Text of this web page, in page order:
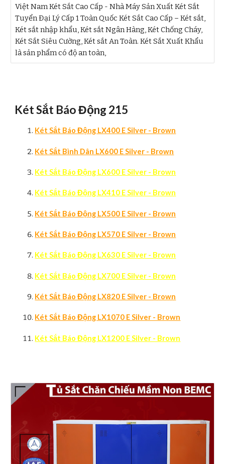
Việt Nam Két Sắt Cao Cấp - Nhà Máy Sản Xuất Két Sắt
Tuyển Đại Lý Cấp 1 Toàn Quốc Két Sắt Cao Cấp – Két sắt,
Két sắt nhập khẩu, Két sắt Ngân Hàng, Két Chống Cháy,
Két Sắt Siêu Cường, Két sắt An Toàn. Két Sắt Xuất Khẩu
là sản phẩm có độ an toàn,
Két Sắt Báo Động 215
Két Sắt Báo Động LX400 E Silver - Brown
Két Sắt Bình Dân LX600 E Silver - Brown
Két Sắt Báo Động LX600 E Silver - Brown
Két Sắt Báo Động LX410 E Silver - Brown
Két Sắt Báo Động LX500 E Silver - Brown
Két Sắt Báo Động LX570 E Silver - Brown
Két Sắt Báo Động LX630 E Silver - Brown
Két Sắt Báo Động LX700 E Silver - Brown
Két Sắt Báo Động LX820 E Silver - Brown
Két Sắt Báo Động LX1070 E Silver - Brown
Két Sắt Báo Động LX1200 E Silver - Brown